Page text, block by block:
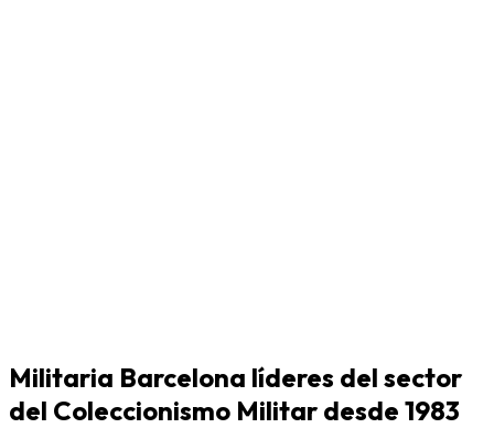
Militaria Barcelona líderes del sector
del Coleccionismo Militar desde 1983